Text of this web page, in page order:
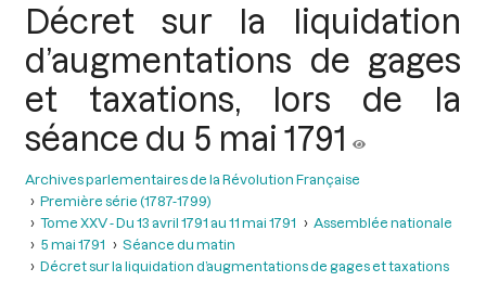
Décret sur la liquidation
d’augmentations de gages
et taxations, lors de la
séance du 5 mai 1791
Archives parlementaires de la Révolution Française
Première série (1787-1799)
Tome XXV - Du 13 avril 1791 au 11 mai 1791
Assemblée nationale
5 mai 1791
Séance du matin
Décret sur la liquidation d’augmentations de gages et taxations